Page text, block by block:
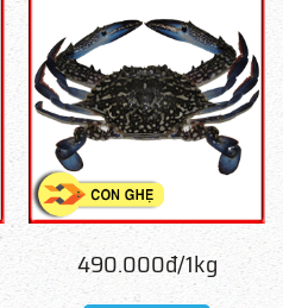
490.000đ/1kg